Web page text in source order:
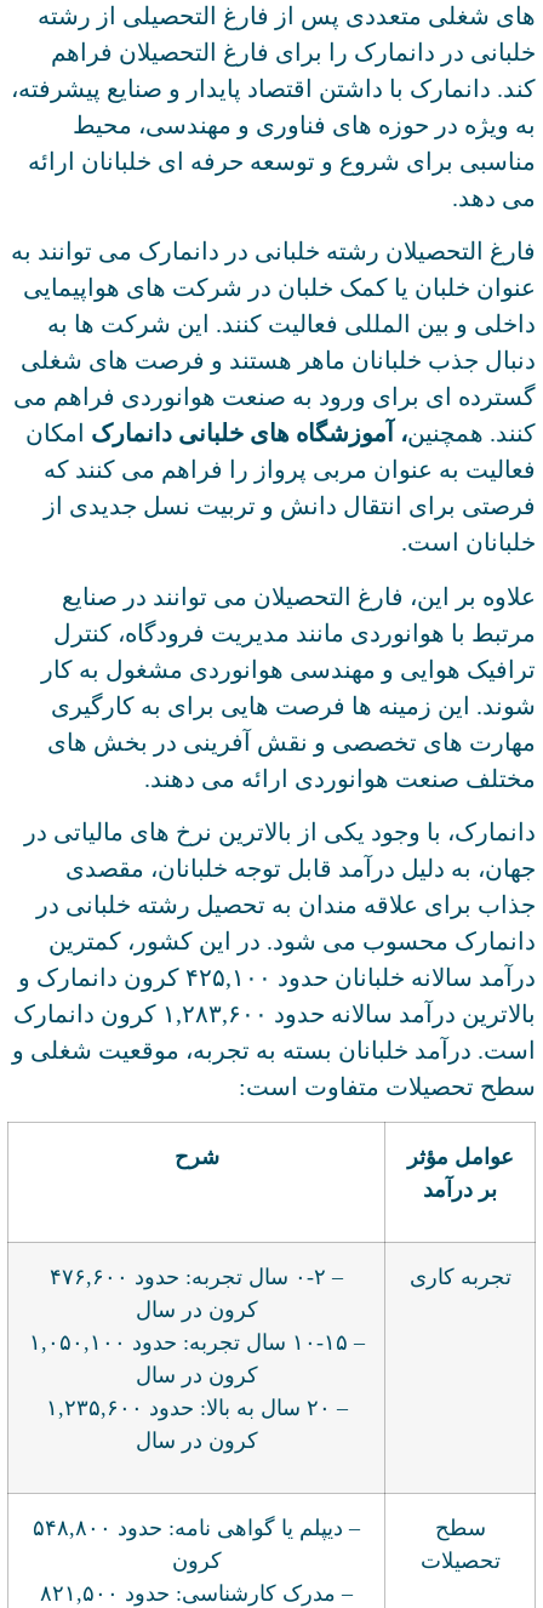
های شغلی متعددی پس از فارغ التحصیلی از رشته
خلبانی در دانمارک را برای فارغ التحصیلان فراهم
کند. دانمارک با داشتن اقتصاد پایدار و صنایع پیشرفته،
به ویژه در حوزه های فناوری و مهندسی، محیط
مناسبی برای شروع و توسعه حرفه ای خلبانان ارائه
می دهد.
فارغ ‌التحصیلان رشته خلبانی در دانمارک می ‌توانند به
عنوان خلبان یا کمک خلبان در شرکت ‌های هواپیمایی
داخلی و بین ‌المللی فعالیت کنند. این شرکت ‌ها به
دنبال جذب خلبانان ماهر هستند و فرصت ‌های شغلی
گسترده ‌ای برای ورود به صنعت هوانوردی فراهم می
‌کنند. همچنین، آموزشگاه‌ های خلبانی دانمارک امکان
فعالیت به عنوان مربی پرواز را فراهم می‌ کنند که
فرصتی برای انتقال دانش و تربیت نسل جدیدی از
خلبانان است.
علاوه بر این، فارغ ‌التحصیلان می ‌توانند در صنایع
مرتبط با هوانوردی مانند مدیریت فرودگاه، کنترل
ترافیک هوایی و مهندسی هوانوردی مشغول به کار
شوند. این زمینه ‌ها فرصت ‌هایی برای به‌ کارگیری
مهارت‌ های تخصصی و نقش ‌آفرینی در بخش‌ های
مختلف صنعت هوانوردی ارائه می‌ دهند.
دانمارک، با وجود یکی از بالاترین نرخ ‌های مالیاتی در
جهان، به دلیل درآمد قابل توجه خلبانان، مقصدی
جذاب برای علاقه‌ مندان به تحصیل رشته خلبانی در
دانمارک محسوب می ‌شود. در این کشور، کمترین
درآمد سالانه خلبانان حدود ۴۲۵,۱۰۰ کرون دانمارک و
بالاترین درآمد سالانه حدود ۱,۲۸۳,۶۰۰ کرون دانمارک
است. درآمد خلبانان بسته به تجربه، موقعیت شغلی و
سطح تحصیلات متفاوت است:
عوامل مؤثر
بر درآمد
شرح
تجربه کاری
– ۰-۲ سال تجربه: حدود ۴۷۶,۶۰۰
کرون در سال
– ۱۰-۱۵ سال تجربه: حدود ۱,۰۵۰,۱۰۰
کرون در سال
– ۲۰ سال به بالا: حدود ۱,۲۳۵,۶۰۰
کرون در سال
سطح
تحصیلات
– دیپلم یا گواهی نامه: حدود ۵۴۸,۸۰۰
کرون
– مدرک کارشناسی: حدود ۸۲۱,۵۰۰